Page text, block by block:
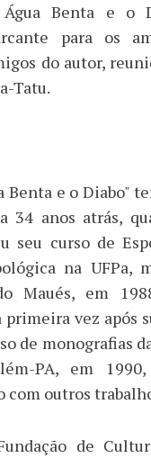
Benta e o
para os
do autor,
Tatu.
Benta e o Diabo"
34 anos atrás,
seu curso de
na UFPa,
Maués, em
primeira vez após
de monografias
PA, em
com outros
de